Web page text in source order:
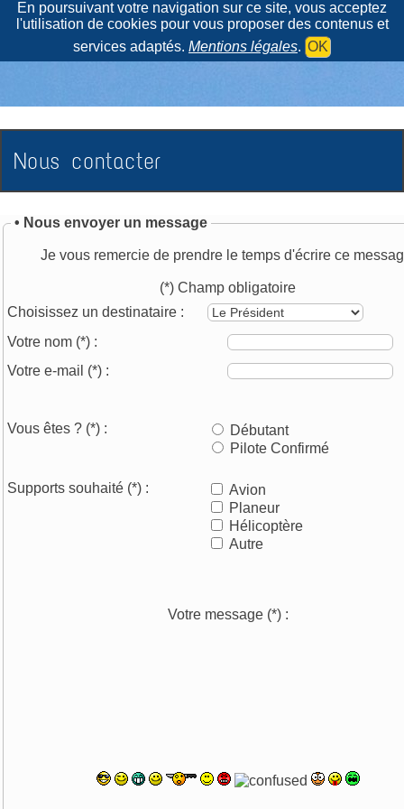
En poursuivant votre navigation sur ce site, vous acceptez
l'utilisation de cookies pour vous proposer des contenus et
services adaptés. Mentions légales. OK
Nous contacter
• Nous envoyer un message
Je vous remercie de prendre le temps d'écrire ce
(*) Champ obligatoire
Choisissez un destinataire :
Votre nom (*) :
Votre e-mail (*) :
Vous êtes ? (*) :
Débutant
Pilote Confirmé
Supports souhaité (*) :
Avion
Planeur
Hélicoptère
Autre
Votre message (*):